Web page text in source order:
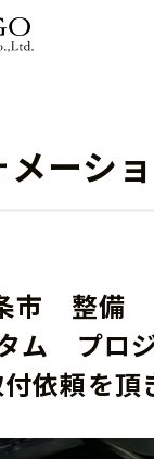
ーシ
市 整備
ム プロジ
依頼を頂